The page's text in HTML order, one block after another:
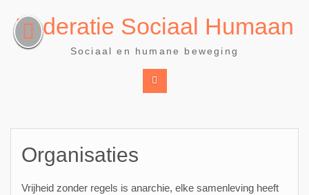
naar
inhoud
Federatie Sociaal Humaan
Sociaal en humane beweging
Organisaties
Vrijheid zonder regels is anarchie, elke samenleving heeft